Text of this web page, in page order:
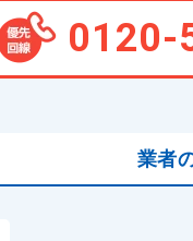
0120-
業者